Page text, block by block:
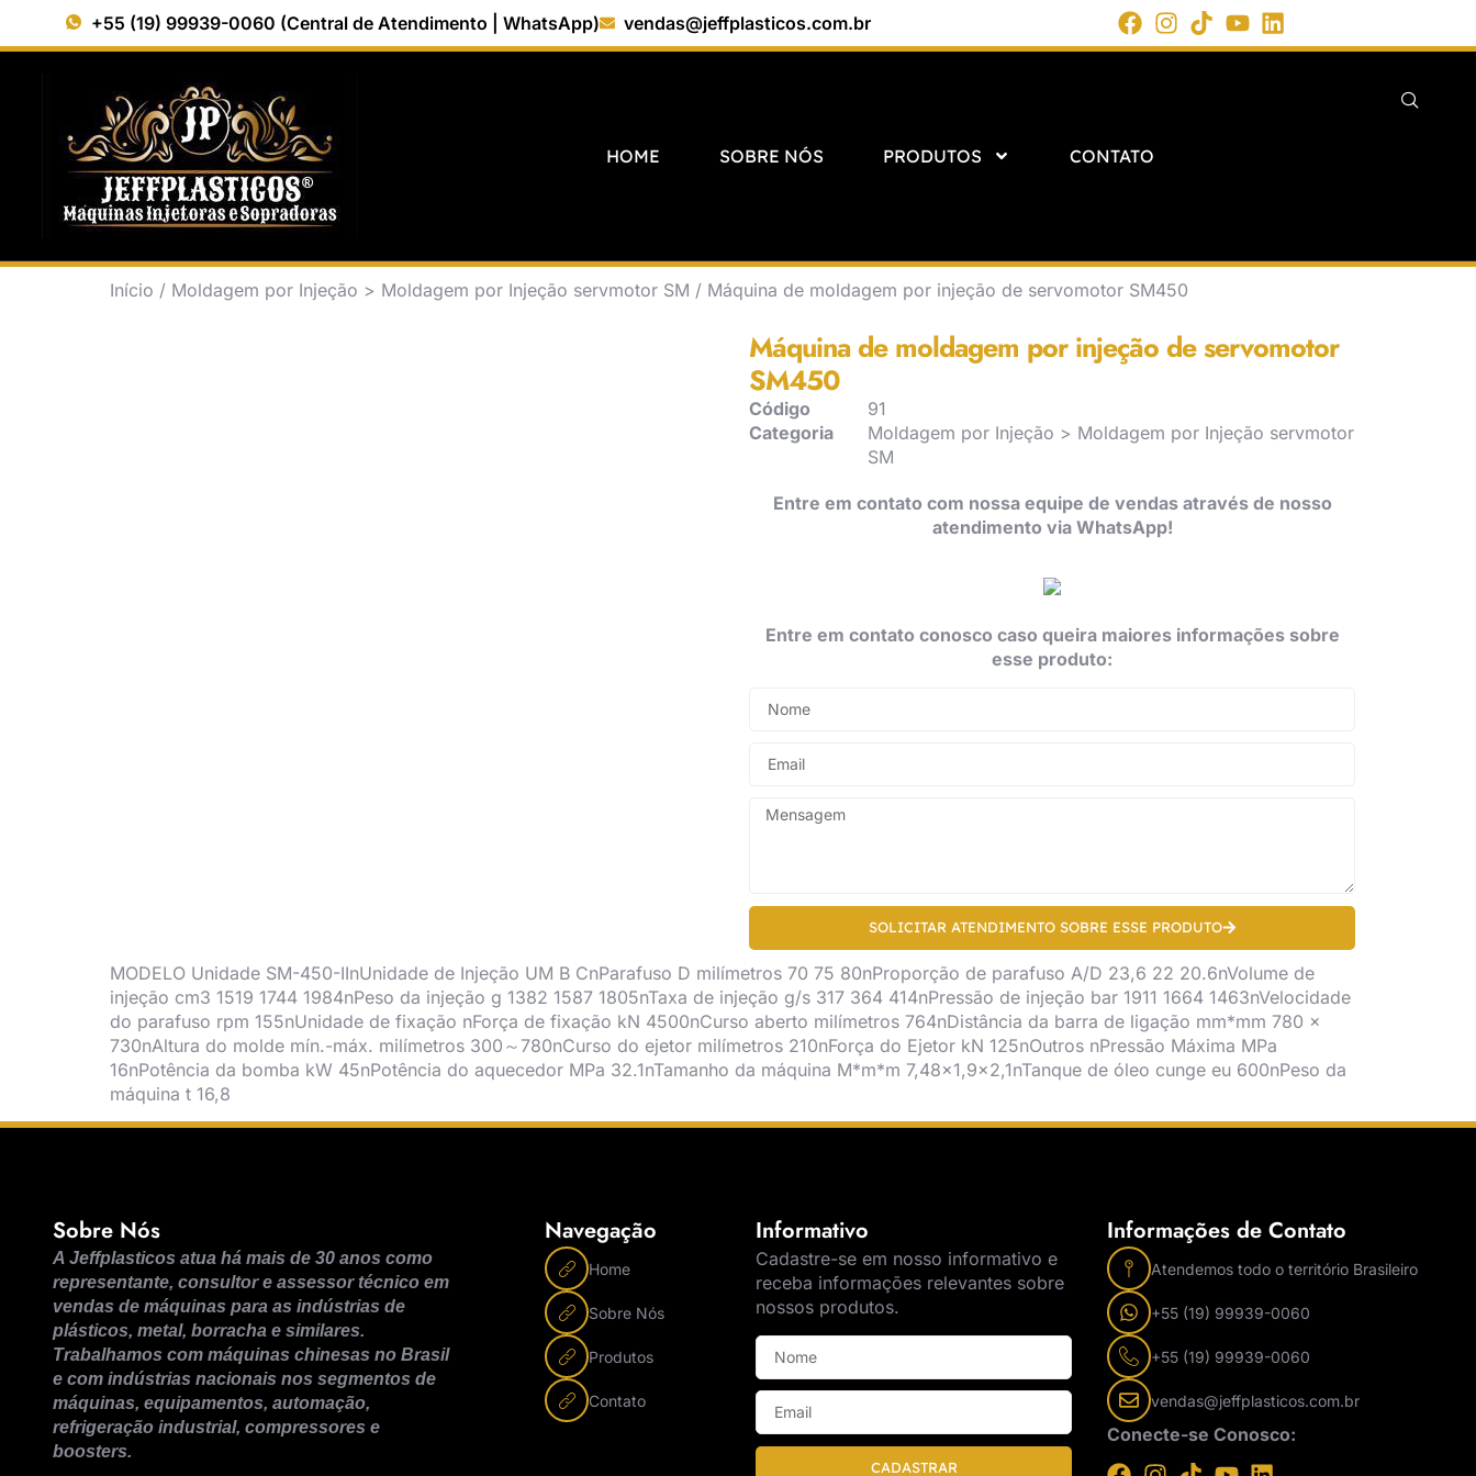
+55 (19) 99939-0060 (Central de Atendimento | WhatsApp) vendas@jeffplasticos.com.br
HOME SOBRE NÓS PRODUTOS CONTATO
Início / Moldagem por Injeção > Moldagem por Injeção servmotor SM / Máquina de moldagem por injeção de servomotor SM450
Máquina de moldagem por injeção de servomotor
SM450
Código
91
Categoria
Moldagem por Injeção > Moldagem por Injeção servmotor
SM
Entre em contato com nossa equipe de vendas através de nosso
atendimento via WhatsApp!
Entre em contato conosco caso queira maiores informações sobre
esse produto:
SOLICITAR ATENDIMENTO SOBRE ESSE PRODUTO
MODELO Unidade SM-450-IInUnidade de Injeção UM B CnParafuso D milímetros 70 75 80nProporção de parafuso A/D 23,6 22 20.6nVolume de
injeção cm3 1519 1744 1984nPeso da injeção g 1382 1587 1805nTaxa de injeção g/s 317 364 414nPressão de injeção bar 1911 1664 1463nVelocidade
do parafuso rpm 155nUnidade de fixação nForça de fixação kN 4500nCurso aberto milímetros 764nDistância da barra de ligação mm*mm 780 ×
730nAltura do molde mín.-máx. milímetros 300～780nCurso do ejetor milímetros 210nForça do Ejetor kN 125nOutros nPressão Máxima MPa
16nPotência da bomba kW 45nPotência do aquecedor MPa 32.1nTamanho da máquina M*m*m 7,48×1,9×2,1nTanque de óleo cunge eu 600nPeso da
máquina t 16,8
Sobre Nós
A Jeffplasticos atua há mais de 30 anos como
representante, consultor e assessor técnico em
vendas de máquinas para as indústrias de
plásticos, metal, borracha e similares.
Trabalhamos com máquinas chinesas no Brasil
e com indústrias nacionais nos segmentos de
máquinas, equipamentos, automação,
refrigeração industrial, compressores e
boosters.
Navegação
Home
Sobre Nós
Produtos
Contato
Informativo
Cadastre-se em nosso informativo e
receba informações relevantes sobre
nossos produtos.
CADASTRAR
Informações de Contato
Atendemos todo o território Brasileiro
+55 (19) 99939-0060
+55 (19) 99939-0060
vendas@jeffplasticos.com.br
Conecte-se Conosco: